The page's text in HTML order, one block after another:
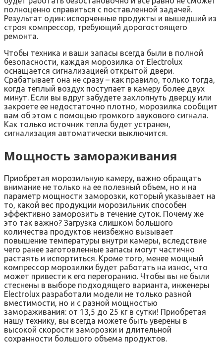
полноценно справиться с поставленной задачей.
Результат один: испорченные продукты и вышедший из
строя компрессор, требующий дорогостоящего
ремонта.
Чтобы техника и ваши запасы всегда были в полной
безопасности, каждая морозилка от Electrolux
оснащается сигнализацией открытой двери.
Срабатывает она не сразу – как правило, только тогда,
когда теплый воздух поступает в камеру более двух
минут. Если вы вдруг забудете захлопнуть дверцу или
закроете ее недостаточно плотно, морозилка сообщит
вам об этом с помощью громкого звукового сигнала.
Как только источник тепла будет устранен,
сигнализация автоматически выключится.
Мощность замораживания
Приобретая морозильную камеру, важно обращать
внимание не только на ее полезный объем, но и на
параметр мощности заморозки, который указывает на
то, какой вес продукции морозильник способен
эффективно заморозить в течение суток. Почему же
это так важно? Загрузка слишком большого
количества продуктов неизбежно вызывает
повышение температуры внутри камеры, вследствие
чего ранее заготовленные запасы могут частично
растаять и испортиться. Кроме того, менее мощный
компрессор морозилки будет работать на износ, что
может привести к его перегоранию. Чтобы вы не были
стеснены в выборе подходящего варианта, инженеры
Electrolux разработали модели не только разной
вместимости, но и с разной мощностью
замораживания: от 13,5 до 25 кг в сутки! Приобретая
нашу технику, вы всегда можете быть уверены в
высокой скорости заморозки и длительной
сохранности большого объема продуктов.